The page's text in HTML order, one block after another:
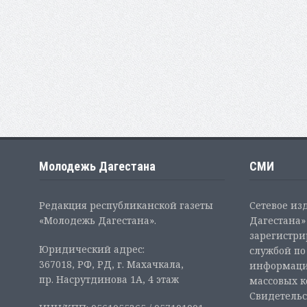
Молодежь Дагестана
Редакция республиканской газеты
«Молодежь Дагестана».
Юридический адрес:
367018, РФ, РД, г. Махачкала,
пр. Насрутдинова 1А, 4 этаж
СМИ
Сетевое
службой
массовых